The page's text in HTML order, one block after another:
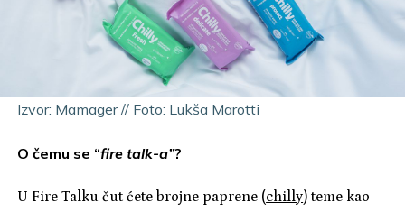
Izvor: Mamager // Foto: Lukša Marotti
O čemu se “fire talk-a”?
U Fire Talku čut ćete brojne paprene (chilly) teme kao